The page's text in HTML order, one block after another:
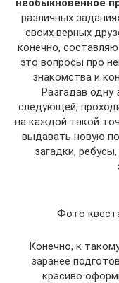
необыкновенное
различных
своих верных
конечно,
это вопросы про
знакомства и
Разгадав одну
следующей,
на каждой такой
выдавать новую
загадки,
Фото
Конечно, к
заранее
красиво